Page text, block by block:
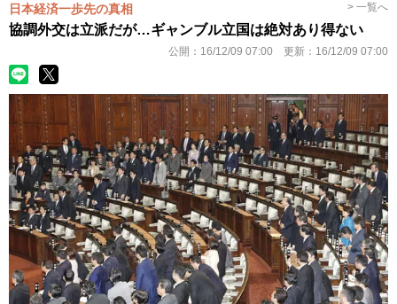
日本経済一歩先の真相 > 一覧へ
協調外交は立派だが…ギャンブル立国は絶対あり得ない
公開： 16/12/09 07:00 更新： 16/12/09 07:00